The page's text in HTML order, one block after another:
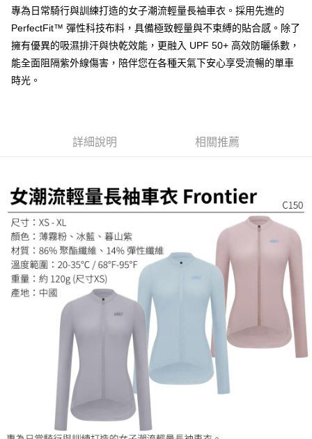
１．簡單：不需註冊會員、不需綁卡、不需儲值。
２．便利：只要手機號碼，簡訊認證，即可結帳。
３．安心：先確認商品／服務後，再付款。
【「AFTEE先享後付」結帳流程】
１．於結帳方式選擇「AFTEE先享後付」後，將跳轉至「AFTEE先享後付」
結帳頁面，進行簡訊認證並確認金額後，即可完成結帳。
購買商品的店家。未經商家同意取消之訂單仍視為有效，需透過AFTEE先享
客戶支援中心」https://netprotections.freshdesk.com/support/home
【注意事項】
１．透過由恩沛科技股份有限公司提供之「AFTEE先享後付」服務完成之交
易，需依本服務之必要範圍內提供個人資料，並將交易相關給付款項請求債
權轉讓予恩沛科技股份有限公司。
２．關於個人資料處理事宜，請瀏覽以下網址：
https://aftee.tw/terms/#terms3
３．未成年的使用者請事先徵得法定代理人或監護人之同意方可使用
「AFTEE先享後付」，若未經同意申辦者引起之損失，本公司不負相關責
４．使用「AFTEE先享後付」時，將依據個別帳號之用戶狀況，依本公司即
時審查核予不同之上限額度；若仍有額度不足之情形，本公司將視審查結果
請求用戶進行身份認證。
５．嚴禁一人註冊多個帳號或使用他人資訊註冊。若發現惡意使用之情形，
恩沛科技股份有限公司將有權停止該用戶之使用額度並採取法律行動。
運送方式
付款後門市自取
專為日常騎行與訓練打造的女子潮流輕量長袖車衣。採用先進的
PerfectFit™ 彈性科技布料，具備極致輕量與不束縛的貼合感。除了
擁有優異的吸濕排汗與快乾效能，更融入 UPF 50+ 高效防曬係數，
能全面阻隔紫外線傷害，陪伴您在各種天氣下安心享受流暢的單車
時光。
詳細說明 相關推薦